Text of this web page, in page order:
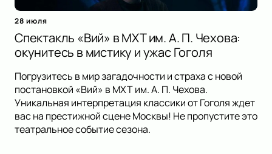
28 июля
Спектакль «Вий» в МХТ им. А. П. Чехова:
окунитесь в мистику и ужас Гоголя
Погрузитесь в мир загадочности и страха с новой
постановкой «Вий» в МХТ им. А. П. Чехова.
Уникальная интерпретация классики от Гоголя ждет
вас на престижной сцене Москвы! Не пропустите это
театральное событие сезона.